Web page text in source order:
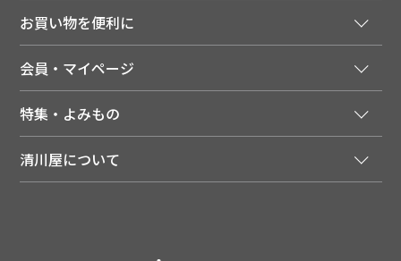
ご利用ガイド
領収書について
送料について
配達日について
返品について
お買い物を便利に
季節のカタログを無料でお届け
店舗・ECポイント共通アプリ
LINEお友だち登録
会員・マイページ
会員特典について
注文履歴
特集・よみもの
メディア掲載商品
清川屋について